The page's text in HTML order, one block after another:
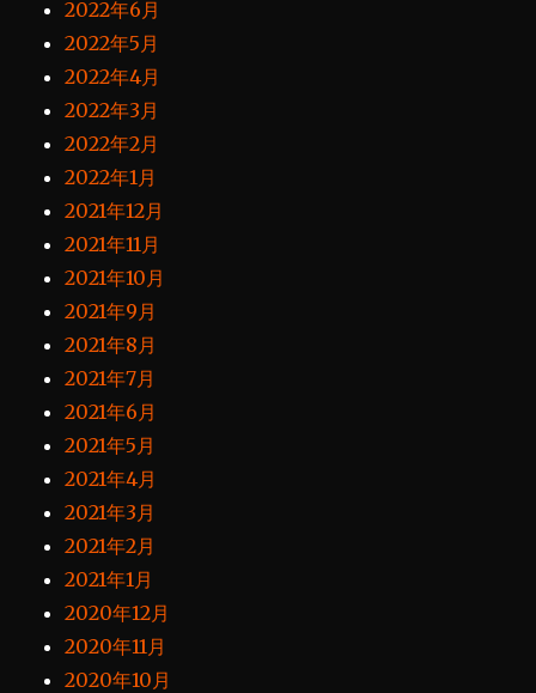
2022年6月
2022年5月
2022年4月
2022年3月
2022年2月
2022年1月
2021年12月
2021年11月
2021年10月
2021年9月
2021年8月
2021年7月
2021年6月
2021年5月
2021年4月
2021年3月
2021年2月
2021年1月
2020年12月
2020年11月
2020年10月